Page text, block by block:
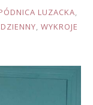
LUZACKA,
, WYKROJE